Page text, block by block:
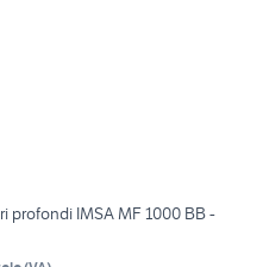
profondi IMSA MF 1000 BB -